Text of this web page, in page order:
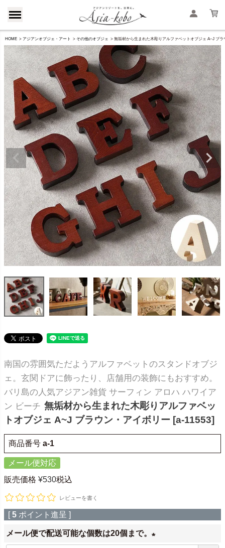
HOME アジアンオブジェ・アート その他のオブジェ 無垢材から生まれた木彫りアルファベットオブジェ A~J ブラ
南国の雰囲気ただようアルファベットのスタンドオブジ
ェ。玄関ドアに飾ったり、店舗用の装飾にもおすすめ。
バリ島の人気アジアン雑貨 サーフィン アロハ ハワイア
ン ビーチ 無垢材から生まれた木彫りアルファベッ
トオブジェ A~J ブラウン・アイボリー [a-11553]
商品番号 a-1
メール便対応
販売価格 ¥530税込
レビューを書く
[ 5 ポイント進呈 ]
メール便で配送可能な個数は20個まで。